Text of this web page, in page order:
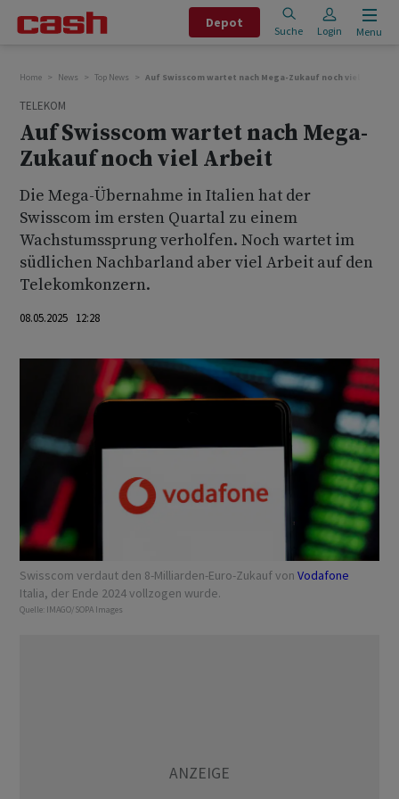
Depot
Suche Login Menu
Home News Top News Auf Swisscom wartet nach Mega-Zukauf noch viel Arbeit
TELEKOM
Auf Swisscom wartet nach Mega-
Zukauf noch viel Arbeit
Die Mega-Übernahme in Italien hat der
Swisscom im ersten Quartal zu einem
Wachstumssprung verholfen. Noch wartet im
südlichen Nachbarland aber viel Arbeit auf den
Telekomkonzern.
08.05.2025 12:28
Swisscom verdaut den 8-Milliarden-Euro-Zukauf von Vodafone
Italia, der Ende 2024 vollzogen wurde.
Quelle: IMAGO/SOPA Images